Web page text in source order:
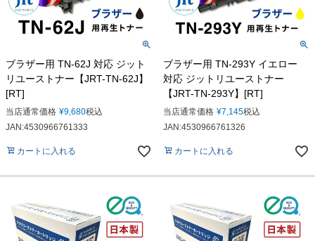
ブラザー用 TN-62J 対応 ジット
リユーストナー【JRT-TN-62J】
[RT]
当店通常価格 ¥9,680税込
JAN:4530966761333
カートに入れる
ブラザー用 TN-293Y イエロー
対応 ジットリユーストナー
【JRT-TN-293Y】[RT]
当店通常価格 ¥7,145税込
JAN:4530966761326
カートに入れる